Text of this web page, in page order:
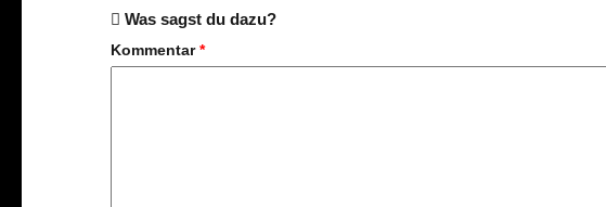
Was sagst du dazu?
Kommentar*